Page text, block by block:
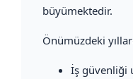
büyümektedir.
Önümüzdeki
İş güvenliği